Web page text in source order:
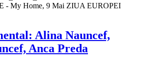
- My Home, 9 Mai ZIUA EUROPEI
Alina Nauncef,
Anca Preda